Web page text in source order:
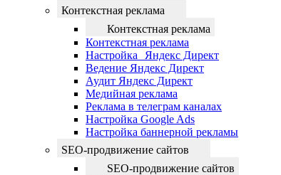
Контекстная реклама
Контекстная реклама
Контекстная реклама
Настройка Яндекс Директ
Ведение Яндекс Директ
Аудит Яндекс Директ
Медийная реклама
Реклама в телеграм каналах
Настройка Google Ads
Настройка баннерной рекламы
SEO-продвижение сайтов
SEO-продвижение сайтов